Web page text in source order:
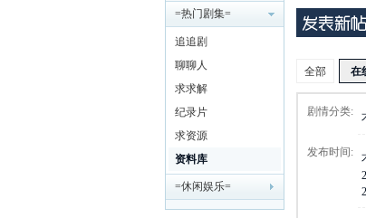
剧
» ›
=热门剧集=
追追剧
聊聊人
求求解
纪录片
求资源
资料库
=休闲娱乐=
全部 在
剧情分类:
发布时间: